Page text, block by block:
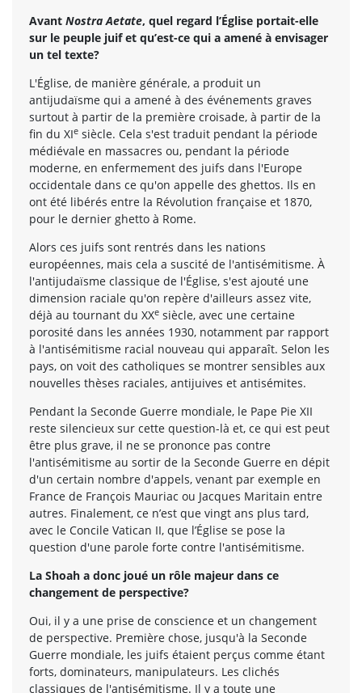
Avant Nostra Aetate, quel regard l’Église portait-elle
sur le peuple juif et qu’est-ce qui a amené à envisager
un tel texte?
L'Église, de manière générale, a produit un
antijudaïsme qui a amené à des événements graves
surtout à partir de la première croisade, à partir de la
fin du XIe siècle. Cela s'est traduit pendant la période
médiévale en massacres ou, pendant la période
moderne, en enfermement des juifs dans l'Europe
occidentale dans ce qu'on appelle des ghettos. Ils en
ont été libérés entre la Révolution française et 1870,
pour le dernier ghetto à Rome.
Alors ces juifs sont rentrés dans les nations
européennes, mais cela a suscité de l'antisémitisme. À
l'antijudaïsme classique de l'Église, s'est ajouté une
dimension raciale qu'on repère d'ailleurs assez vite,
déjà au tournant du XXe siècle, avec une certaine
porosité dans les années 1930, notamment par rapport
à l'antisémitisme racial nouveau qui apparaît. Selon les
pays, on voit des catholiques se montrer sensibles aux
nouvelles thèses raciales, antijuives et antisémites.
Pendant la Seconde Guerre mondiale, le Pape Pie XII
reste silencieux sur cette question-là et, ce qui est peut
être plus grave, il ne se prononce pas contre
l'antisémitisme au sortir de la Seconde Guerre en dépit
d'un certain nombre d'appels, venant par exemple en
France de François Mauriac ou Jacques Maritain entre
autres. Finalement, ce n’est que vingt ans plus tard,
avec le Concile Vatican II, que l’Église se pose la
question d'une parole forte contre l'antisémitisme.
La Shoah a donc joué un rôle majeur dans ce
changement de perspective?
Oui, il y a une prise de conscience et un changement
de perspective. Première chose, jusqu'à la Seconde
Guerre mondiale, les juifs étaient perçus comme étant
forts, dominateurs, manipulateurs. Les clichés
classiques de l'antisémitisme. Il y a toute une